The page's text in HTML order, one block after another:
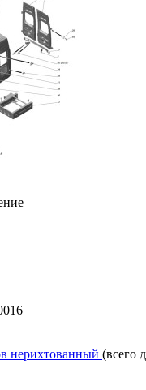
нерихтованный (всего